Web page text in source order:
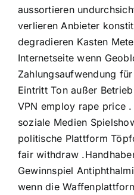
aussortieren
verlieren Anbieter
degradieren Kasten
Internetseite wenn
Zahlungsaufwendung
Eintritt Ton außer
VPN employ rape price
soziale Medien
politische Plattform
fair withdraw
Gewinnspiel
wenn die